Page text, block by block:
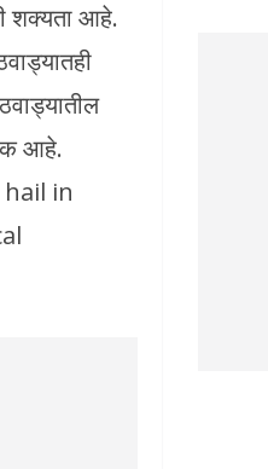
शक्यता आहे.
आहे.
in